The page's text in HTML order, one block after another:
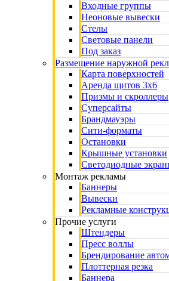
Входные группы
Неоновые вывески
Стелы
Световые панели
Под заказ
Размещение наружной
Карта поверхностей
Аренда щитов 3х6
Призмы и скроллеры
Суперсайты
Брандмауэры
Сити-форматы
Остановки
Крышные установки
Светодиодные
Монтаж рекламы
Баннеры
Вывески
Рекламные
Прочие услуги
Штендеры
Пресс воллы
Брендирование
Плоттерная резка
Баннера